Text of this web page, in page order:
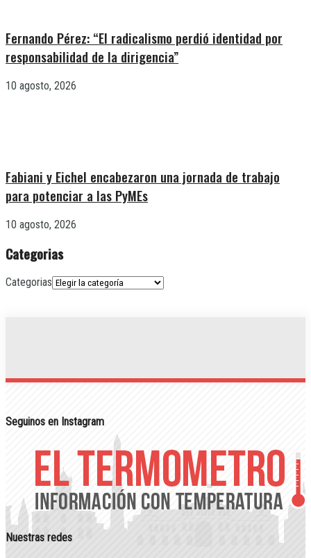
Fernando Pérez: “El radicalismo perdió identidad por
responsabilidad de la dirigencia”
10 agosto, 2026
Fabiani y Eichel encabezaron una jornada de trabajo
para potenciar a las PyMEs
10 agosto, 2026
Categorias
Categorias
Seguinos en Instagram
Nuestras redes